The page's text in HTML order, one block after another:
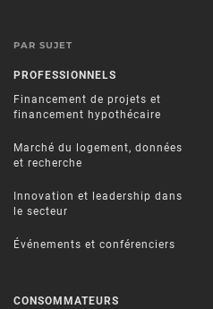
PAR SUJET
PROFESSIONNELS
Financement de projets et
financement hypothécaire
Marché du logement, données
et recherche
Innovation et leadership dans
le secteur
Événements et conférenciers
CONSOMMATEURS